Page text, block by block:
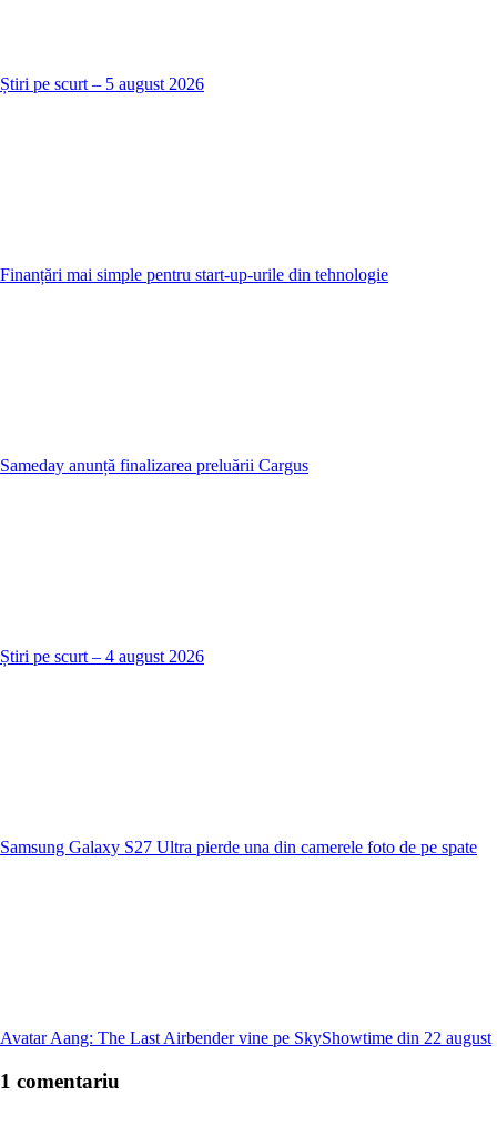
Știri pe scurt – 5 august 2026
Finanțări mai simple pentru start-up-urile din tehnologie
Sameday anunță finalizarea preluării Cargus
Știri pe scurt – 4 august 2026
Samsung Galaxy S27 Ultra pierde una din camerele foto de pe spate
Avatar Aang: The Last Airbender vine pe SkyShowtime din 22 august
1 comentariu